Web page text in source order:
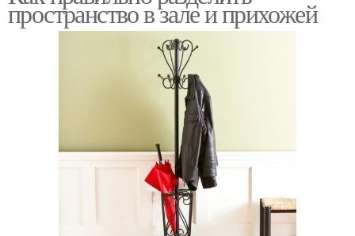
пространство в зале и прихожей